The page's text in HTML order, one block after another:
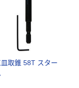
取錐 58T スター